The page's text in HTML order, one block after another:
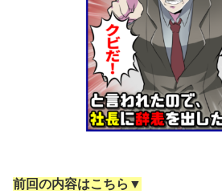
前回の内容はこちら▼